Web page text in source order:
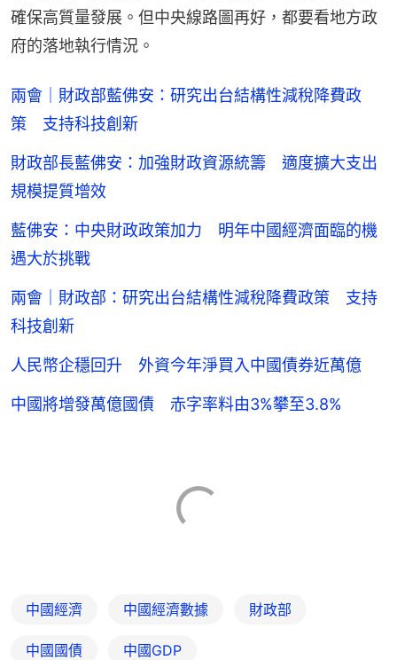
確保高質量發展。但中央線路圖再好，都要看地方政
府的落地執行情況。
兩會｜財政部藍佛安：研究出台結構性減稅降費政
策 支持科技創新
財政部長藍佛安：加強財政資源統籌 適度擴大支出
規模提質增效
藍佛安：中央財政政策加力 明年中國經濟面臨的機
遇大於挑戰
兩會｜財政部：研究出台結構性減稅降費政策 支持
科技創新
人民幣企穩回升 外資今年淨買入中國債券近萬億
中國將增發萬億國債 赤字率料由3%攀至3.8%
中國經濟 中國經濟數據 財政部
中國國債 中國GDP